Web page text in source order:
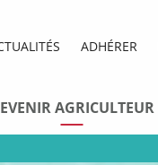
ADHÉRER
AGRICULTEUR